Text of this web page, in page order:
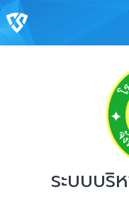
ระบบบริ